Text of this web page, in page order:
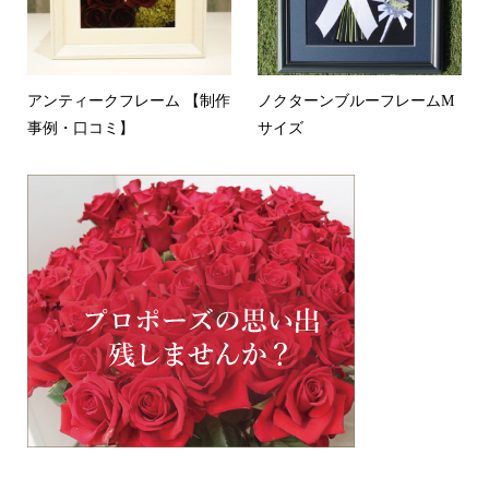
アンティークフレーム 【制作
事例・口コミ】
ノクターンブルーフレームM
サイズ